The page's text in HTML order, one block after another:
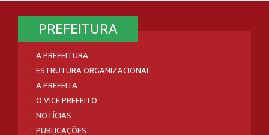
PREFEITURA
A PREFEITURA
ESTRUTURA ORGANIZACIONAL
A PREFEITA
O VICE PREFEITO
NOTÍCIAS
PUBLICAÇÕES